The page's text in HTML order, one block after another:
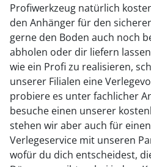
Profiwerkzeug natürlich
den Anhänger für den
gerne den Boden auch noch
abholen oder dir liefern
wie ein Profi zu realisieren,
unserer Filialen eine
probiere es unter fachlicher
besuche einen unserer
stehen wir aber auch für
Verlegeservice mit unseren
wofür du dich entscheidest,